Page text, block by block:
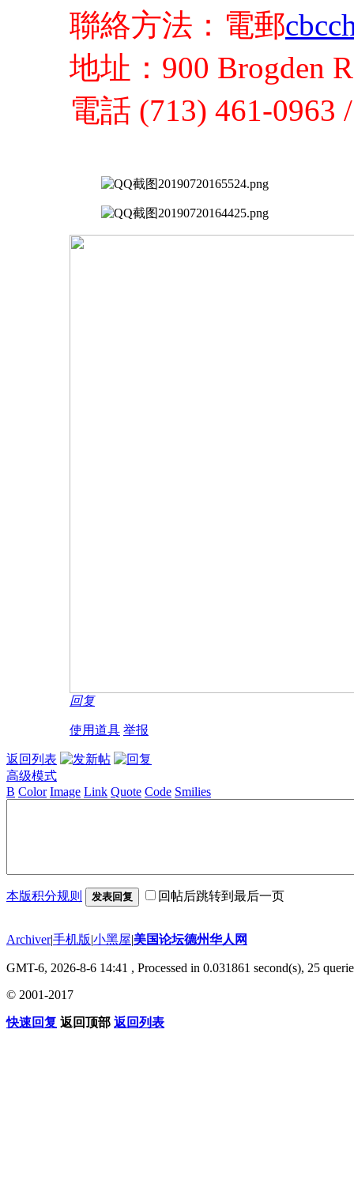
聯絡方法：電郵
地址：900 Brogden
電話 (713) 461-0963
回复
使用道具 举报
返回列表
高级模式
B Color Image Link Quote Code Smilies
本版积分规则 发表回复 回帖后跳转到最后一页
Archiver|手机版|小黑屋|美国论坛德州华人网
GMT-6, 2026-8-6 14:41 , Processed in 0.031861 second(s), 25
© 2001-2017
快速回复 返回顶部 返回列表